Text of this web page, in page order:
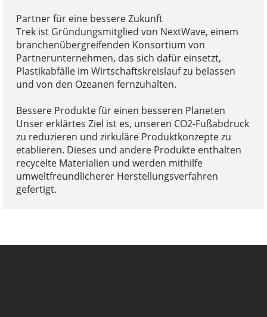
Partner für eine bessere Zukunft
Trek ist Gründungsmitglied von NextWave, einem
branchenübergreifenden Konsortium von
Partnerunternehmen, das sich dafür einsetzt,
Plastikabfälle im Wirtschaftskreislauf zu belassen
und von den Ozeanen fernzuhalten.
Bessere Produkte für einen besseren Planeten
Unser erklärtes Ziel ist es, unseren CO2-Fußabdruck
zu reduzieren und zirkuläre Produktkonzepte zu
etablieren. Dieses und andere Produkte enthalten
recycelte Materialien und werden mithilfe
umweltfreundlicherer Herstellungsverfahren
gefertigt.